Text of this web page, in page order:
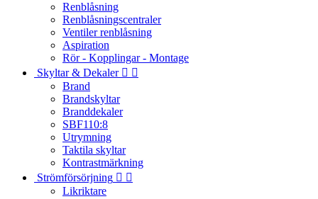
Renblåsning
Renblåsningscentraler
Ventiler renblåsning
Aspiration
Rör - Kopplingar - Montage
Skyltar & Dekaler  
Brand
Brandskyltar
Branddekaler
SBF110:8
Utrymning
Taktila skyltar
Kontrastmärkning
Strömförsörjning  
Likriktare